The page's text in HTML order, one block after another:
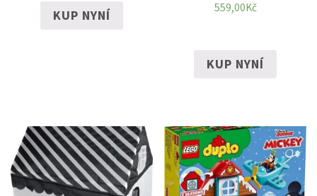
KUP NYNÍ 559,00Kč
KUP NYNÍ